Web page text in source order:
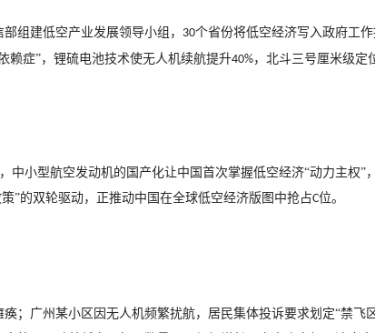
组建低空产业发展领导小组， 30个省份将低空经济写入政府工作
赖症”，锂硫电池技术使无人机续航提升40%，北斗三号厘米级定
中小型航空发动机的国产化让中国首次掌握低空经济“动力主权”
”的双轮驱动，正推动中国在全球低空经济版图中抢占C位。
；广州某小区因无人机频繁扰航，居民集体投诉要求划定“禁飞